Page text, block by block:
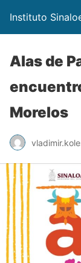
Instituto
Alas de
Morelos